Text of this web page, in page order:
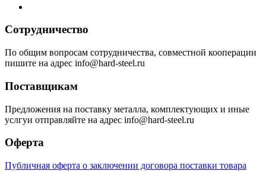
Сотрудничество
По общим вопросам сотрудничества, совместной кооперации
пишите на адрес info@hard-steel.ru
Поставщикам
Предложения на поставку металла, комплектующих и иные
услгуи отправляйте на адрес info@hard-steel.ru
Оферта
Публичная оферта о заключении договора поставки товара